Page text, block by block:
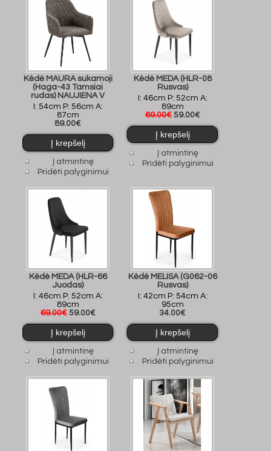
Kėdė MAURA sukamoji
(Haga-43 Tamsiai
rudas) NAUJIENA V
I: 54cm P: 56cm A:
87cm
89.00€
Į atmintinę
Pridėti palyginimui
Kėdė MEDA (HLR-08
Rusvas)
I: 46cm P: 52cm A:
89cm
69.00€ 59.00€
Į atmintinę
Pridėti palyginimui
Kėdė MEDA (HLR-66
Juodas)
I: 46cm P: 52cm A:
89cm
69.00€ 59.00€
Į atmintinę
Pridėti palyginimui
Kėdė MELISA (G062-06
Rusvas)
I: 42cm P: 54cm A:
95cm
34.00€
Į atmintinę
Pridėti palyginimui